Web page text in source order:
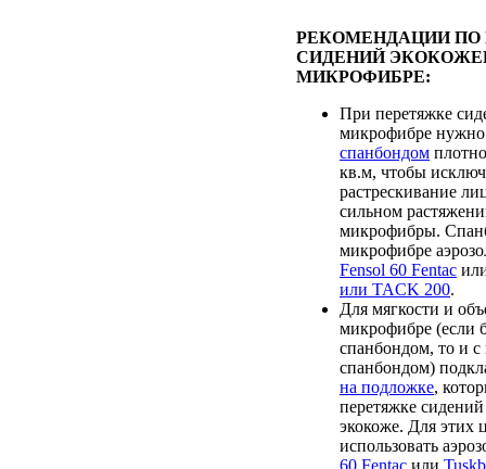
РЕКОМЕНДАЦИИ ПО
СИДЕНИЙ
МИКРОФИБРЕ:
При перетяжке
микрофибре нужно
спанбондом
кв.м, чтобы
растрескивание
сильном
микрофибры.
микрофибре
Fensol 60 Fentac
или TACK 200.
Для мягкости и
микрофибре (если
спанбондом, то и
спанбондом)
на подложке,
перетяжке
экокоже. Для этих
использовать
60 Fentac или